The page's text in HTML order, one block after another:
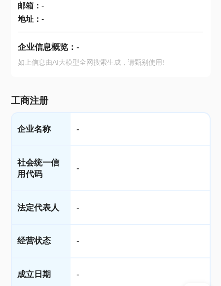
邮箱： -
地址： -
企业信息概览： -
如上信息由AI大模型全网搜索生成，请甄别使用!
工商注册
企业名称 -
社会统一信
用代码
-
法定代表人 -
经营状态 -
成立日期 -